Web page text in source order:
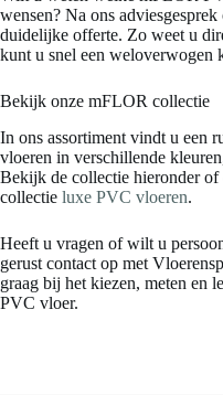
wensen? Na ons
duidelijke offerte. Zo weet u
kunt u snel een weloverwogen
Bekijk onze mFLOR collectie
In ons assortiment vindt u een
vloeren in verschillende
Bekijk de collectie hieronder
collectie luxe PVC vloeren.
Heeft u vragen of wilt u
gerust contact op met
graag bij het kiezen, meten en
PVC vloer.